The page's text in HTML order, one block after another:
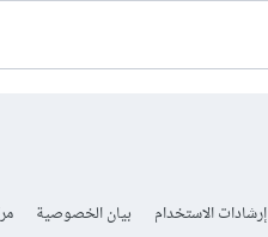
إرشادات الاستخدام بيان الخصوصية